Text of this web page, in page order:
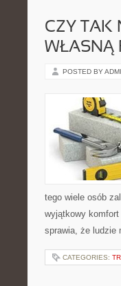
CZY TAK
WŁASNĄ
POSTED BY
tego wiele osób
wyjątkowy
sprawia, że ludzie
CATEGORIES: